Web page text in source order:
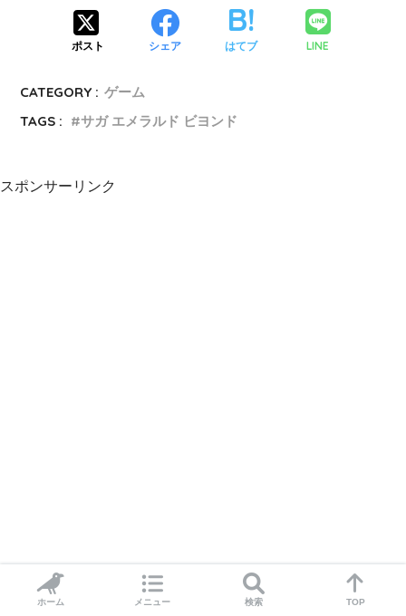
ポスト シェア はてブ LINE
CATEGORY : ゲーム
TAGS :
サガ エメラルド ビヨンド
スポンサーリンク
ホーム メニュー 検索 TOP